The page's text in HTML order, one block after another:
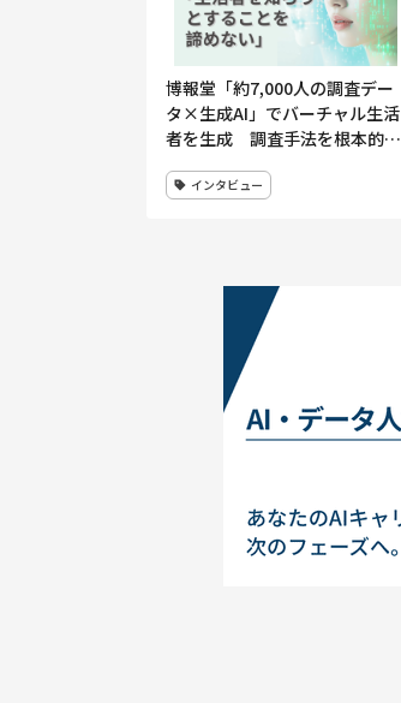
博報堂「約7,000人の調査デー
タ×生成AI」でバーチャル生活
者を生成 調査手法を根本的に
公開）インタビュー